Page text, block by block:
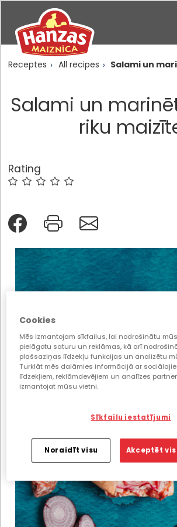
Receptes All recipes Salami un
Salami un
riku
Rating
Cookies
Mēs izmantojam sīkfailus, lai nodrošinātu
pielāgotu saturu un reklāmas, kā arī
plašsaziņas līdzekļu funkcijas un analizētu
Turklāt mēs dalāmies informācijā ar
līdzekļiem, reklāmdevējiem un analīzes
izmantojat mūsu vietni.
Sīkfailu iestatījumi
Noraidīt visu Akceptēt